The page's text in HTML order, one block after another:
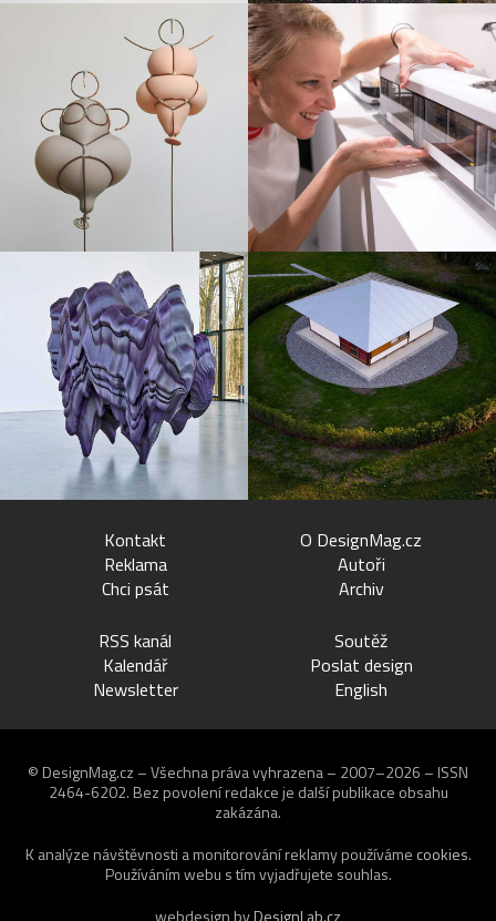
Kontakt
Reklama
Chci psát
O DesignMag.cz
Autoři
Archiv
RSS kanál
Kalendář
Newsletter
Soutěž
Poslat design
English
© DesignMag.cz – Všechna práva vyhrazena – 2007–2026 – ISSN
2464-6202. Bez povolení redakce je další publikace obsahu
zakázána.
K analýze návštěvnosti a monitorování reklamy používáme cookies.
Používáním webu s tím vyjadřujete souhlas.
webdesign byDesignLab.cz